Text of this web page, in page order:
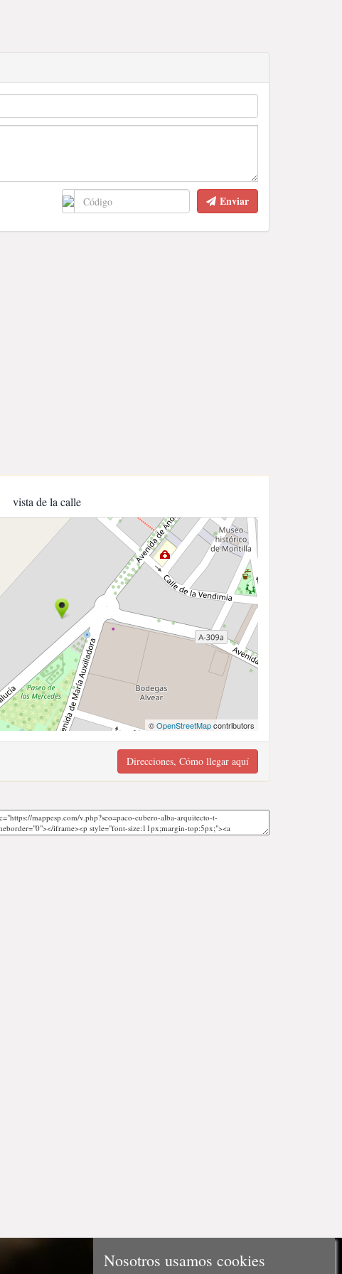
Enviar
vista de la calle
©OpenStreetMapcontributors
Direcciones, Cómo llegar aquí
Nosotros usamos cookies